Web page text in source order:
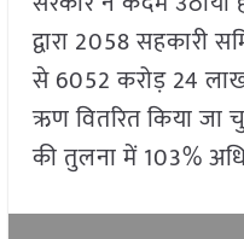
द्वारा 2058 सहकारी
से 6052 करोड़ 24
ऋण वितरित किया जा
की तुलना में 103%